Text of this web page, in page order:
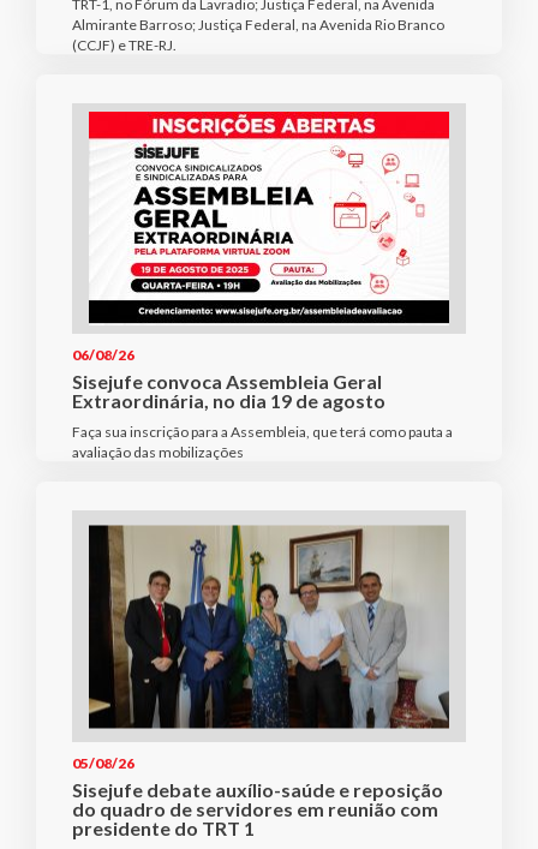
TRT-1, no Fórum da Lavradio; Justiça Federal, na Avenida
Almirante Barroso; Justiça Federal, na Avenida Rio Branco
(CCJF) e TRE-RJ.
06/08/26
Sisejufe convoca Assembleia Geral
Extraordinária, no dia 19 de agosto
Faça sua inscrição para a Assembleia, que terá como pauta a
avaliação das mobilizações
05/08/26
Sisejufe debate auxílio-saúde e reposição
do quadro de servidores em reunião com
presidente do TRT 1